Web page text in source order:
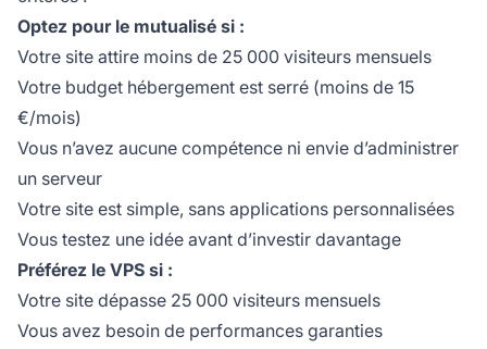
Optez pour le mutualisé si :
Votre site attire moins de 25 000 visiteurs mensuels
Votre budget hébergement est serré (moins de 15
€/mois)
Vous n’avez aucune compétence ni envie d’administrer
un serveur
Votre site est simple, sans applications personnalisées
Vous testez une idée avant d’investir davantage
Préférez le VPS si :
Votre site dépasse 25 000 visiteurs mensuels
Vous avez besoin de performances garanties